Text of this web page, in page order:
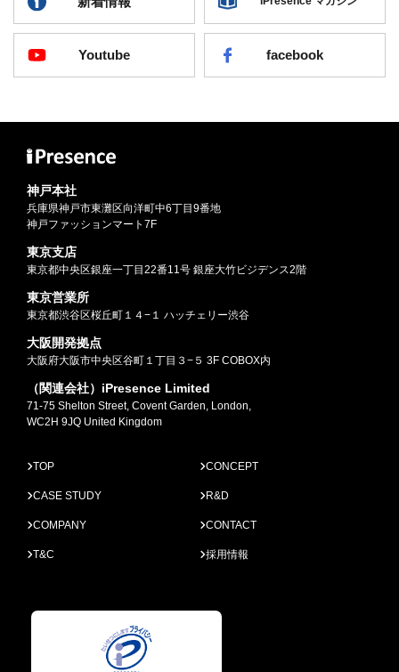
Youtube facebook
神戸本社
兵庫県神戸市東灘区向洋町中6丁目9番地
神戸ファッションマート7F
東京支店
東京都中央区銀座一丁目22番11号 銀座大竹ビジデンス2階
東京営業所
東京都渋谷区桜丘町１４−１ ハッチェリー渋谷
大阪開発拠点
大阪府大阪市中央区谷町１丁目３−５ 3F COBOX内
（関連会社）iPresence Limited
71-75 Shelton Street, Covent Garden, London,
WC2H 9JQ United Kingdom
TOP CONCEPT
CASE STUDY R&D
COMPANY CONTACT
T&C 採用情報